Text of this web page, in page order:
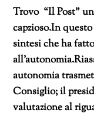
Trovo “Il Post”
capzioso.In
sintesi che ha
autonomia
Consiglio; il
valutazione al